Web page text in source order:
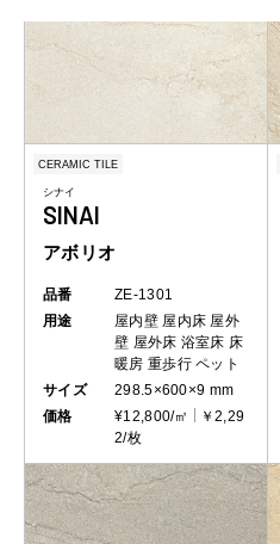
CERAMIC TILE
シナイ
SINAI
アボリオ
品番
ZE-1301
用途
屋内壁 屋内床 屋外
壁 屋外床 浴室床 床
暖房 重歩行 ペット
サイズ
298.5×600×9 mm
価格
¥12,800/㎡
￥2,29
2/枚